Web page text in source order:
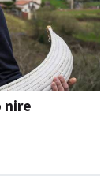
nire